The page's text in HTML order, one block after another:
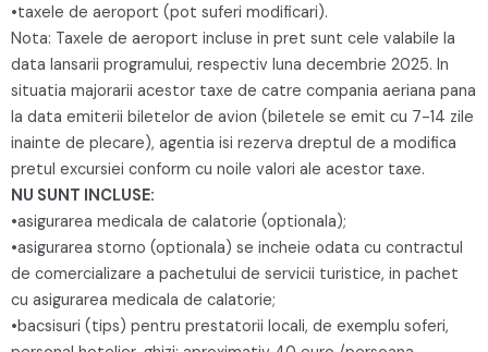
•taxele de aeroport (pot suferi modificari).
Nota: Taxele de aeroport incluse in pret sunt cele valabile la
data lansarii programului, respectiv luna decembrie 2025. In
situatia majorarii acestor taxe de catre compania aeriana pana
la data emiterii biletelor de avion (biletele se emit cu 7-14 zile
inainte de plecare), agentia isi rezerva dreptul de a modifica
pretul excursiei conform cu noile valori ale acestor taxe.
NU SUNT INCLUSE:
•asigurarea medicala de calatorie (optionala);
•asigurarea storno (optionala) se incheie odata cu contractul
de comercializare a pachetului de servicii turistice, in pachet
cu asigurarea medicala de calatorie;
•bacsisuri (tips) pentru prestatorii locali, de exemplu soferi,